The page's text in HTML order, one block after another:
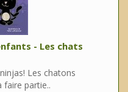
- Les chats
Les chatons
faire partie..